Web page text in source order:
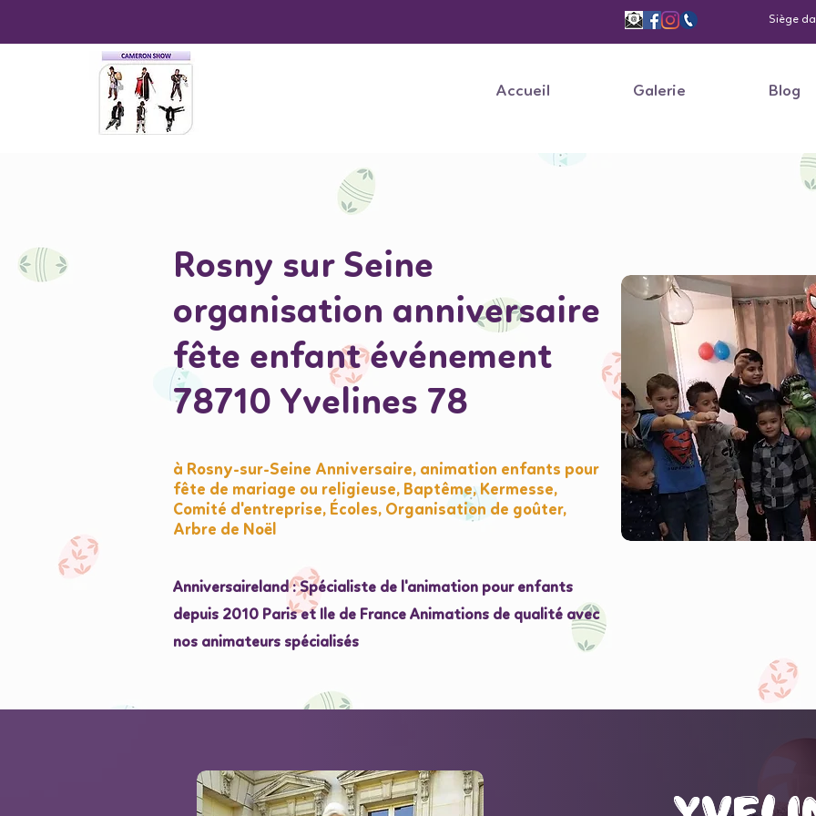
Siège
Accueil Galerie Blog
Rosny sur Seine
organisation anniversaire
fête enfant événement
78710 Yvelines 78
à Rosny-sur-Seine Anniversaire, animation enfants pour
fête de mariage ou religieuse, Baptême, Kermesse,
Comité d'entreprise, Écoles, Organisation de goûter,
Arbre de Noël
Anniversaireland : Spécialiste de l'animation pour enfants
depuis 2010 Paris et Ile de France Animations de qualité avec
nos animateurs spécialisés